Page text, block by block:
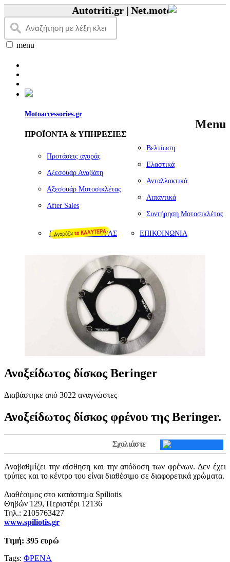
Autotriti.gr | Net.mototriti.gr |
menu
Menu
Motoaccessories.gr
ΠΡΟΪΟΝΤΑ & ΥΠΗΡΕΣΙΕΣ
Προτάσεις αγοράς
Αξεσουάρ Αναβάτη
Αξεσουάρ Μοτοσικλέτας
Αfter Sales
Βελτίωση
Ελαστικά
Ανταλλακτικά
Λιπαντικά
Συντήρηση Μοτοσικλέτας
ΠΡΟΤΑΣΕΙΣ ΑΓΟΡΑΣ ΕΠΙΚΟΙΝΩΝΙΑ
Ανοξείδωτος δίσκος Beringer
Διαβάστηκε από 3022 αναγνώστες
Ανοξείδωτος δίσκος φρένου της Beringer.
Σχολιάστε
Αναβαθμίζει την αίσθηση και την απόδοση των φρένων. Δεν έχει
τρύπες και το κέντρο του είναι διαθέσιμο σε διαφορετικά χρώματα.
Διαθέσιμος στο κατάστημα Spiliotis
Θηβών 129, Περιστέρι 12136
Τηλ.: 2105763427
www.spiliotis.gr
Τιμή: 395 ευρώ
Tags: ΦΡΕΝΑ